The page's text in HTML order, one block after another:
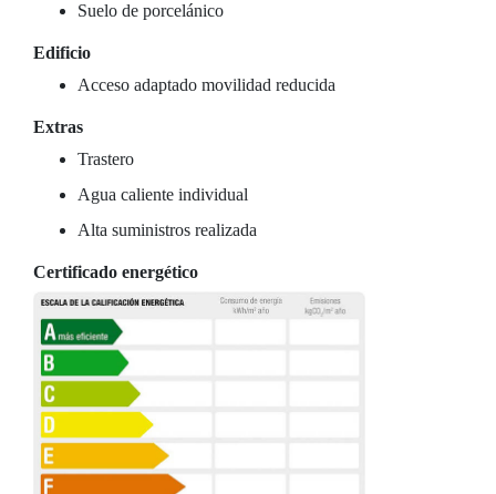
Suelo de porcelánico
Edificio
Acceso adaptado movilidad reducida
Extras
Trastero
Agua caliente individual
Alta suministros realizada
Certificado energético